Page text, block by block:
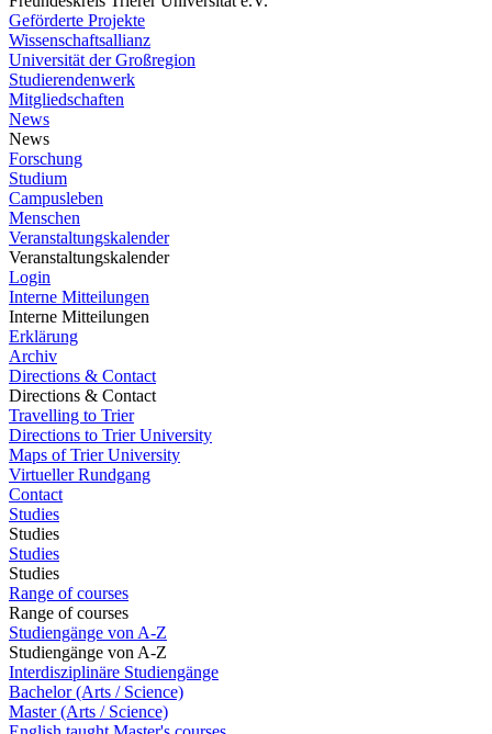
Geförderte Projekte
Wissenschaftsallianz
Universität der Großregion
Studierendenwerk
Mitgliedschaften
News
News
Forschung
Studium
Campusleben
Menschen
Veranstaltungskalender
Veranstaltungskalender
Login
Interne Mitteilungen
Interne Mitteilungen
Erklärung
Archiv
Directions & Contact
Directions & Contact
Travelling to Trier
Directions to Trier University
Maps of Trier University
Virtueller Rundgang
Contact
Studies
Studies
Studies
Studies
Range of courses
Range of courses
Studiengänge von A-Z
Studiengänge von A-Z
Interdisziplinäre Studiengänge
Bachelor (Arts / Science)
Master (Arts / Science)